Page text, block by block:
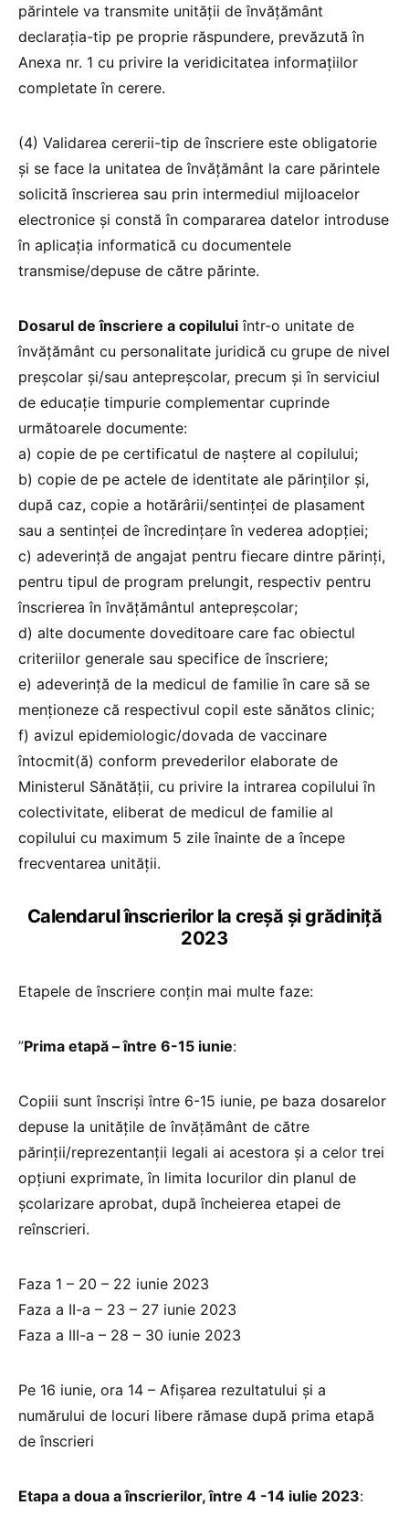
părintele va transmite unității de învățământ
declarația-tip pe proprie răspundere, prevăzută în
Anexa nr. 1 cu privire la veridicitatea informațiilor
completate în cerere.
(4) Validarea cererii-tip de înscriere este obligatorie
și se face la unitatea de învățământ la care părintele
solicită înscrierea sau prin intermediul mijloacelor
electronice și constă în compararea datelor introduse
în aplicația informatică cu documentele
transmise/depuse de către părinte.
Dosarul de înscriere a copilului într-o unitate de
învățământ cu personalitate juridică cu grupe de nivel
preșcolar și/sau antepreșcolar, precum și în serviciul
de educație timpurie complementar cuprinde
următoarele documente:
a) copie de pe certificatul de naștere al copilului;
b) copie de pe actele de identitate ale părinților și,
după caz, copie a hotărârii/sentinței de plasament
sau a sentinței de încredințare în vederea adopției;
c) adeverință de angajat pentru fiecare dintre părinți,
pentru tipul de program prelungit, respectiv pentru
înscrierea în învățământul antepreșcolar;
d) alte documente doveditoare care fac obiectul
criteriilor generale sau specifice de înscriere;
e) adeverință de la medicul de familie în care să se
menționeze că respectivul copil este sănătos clinic;
f) avizul epidemiologic/dovada de vaccinare
întocmit(ă) conform prevederilor elaborate de
Ministerul Sănătății, cu privire la intrarea copilului în
colectivitate, eliberat de medicul de familie al
copilului cu maximum 5 zile înainte de a începe
frecventarea unității.
Calendarul înscrierilor la creșă și grădiniță
2023
Etapele de înscriere conțin mai multe faze:
”Prima etapă – între 6-15 iunie:
Copiii sunt înscriși între 6-15 iunie, pe baza dosarelor
depuse la unitățile de învățământ de către
părinții/reprezentanții legali ai acestora și a celor trei
opțiuni exprimate, în limita locurilor din planul de
școlarizare aprobat, după încheierea etapei de
reînscrieri.
Faza 1 – 20 – 22 iunie 2023
Faza a II-a – 23 – 27 iunie 2023
Faza a III-a – 28 – 30 iunie 2023
Pe 16 iunie, ora 14 – Afișarea rezultatului și a
numărului de locuri libere rămase după prima etapă
de înscrieri
Etapa a doua a înscrierilor, între 4 -14 iulie 2023: